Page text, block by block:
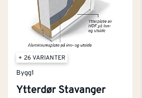
+ 26 VARIANTER
Bygg1
Ytterdør Stavanger